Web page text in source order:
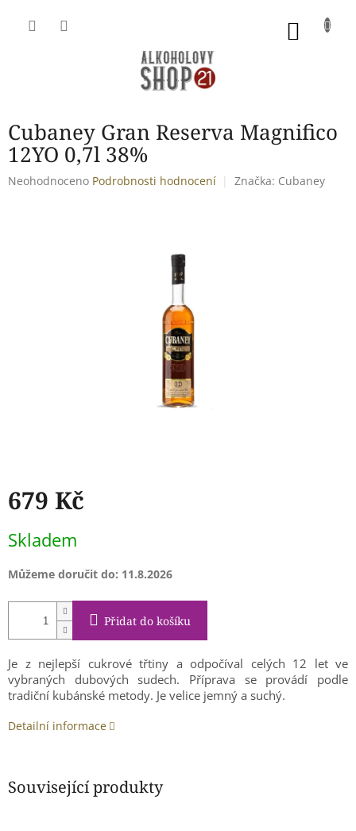
Cubaney Gran Reserva Magnifico
12YO 0,7l 38%
Průměrné
Neohodnoceno Podrobnosti hodnocení Značka: Cubaney
679 Kč
cena:
Skladem
Můžeme doručit do: 11.8.2026
Přidat do košíku
Je z nejlepší cukrové třtiny a odpočíval celých 12 let ve
vybraných dubových sudech. Příprava se provádí podle
tradiční kubánské metody. Je velice jemný a suchý.
Detailní informace
Související produkty